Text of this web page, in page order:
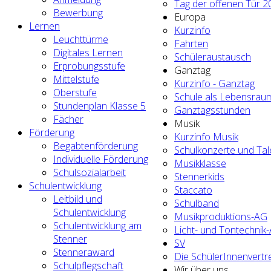
Bewerbung
Lernen
Leuchttürme
Digitales Lernen
Erprobungsstufe
Mittelstufe
Oberstufe
Stundenplan Klasse 5
Fächer
Förderung
Begabtenförderung
Individuelle Förderung
Schulsozialarbeit
Schulentwicklung
Leitbild und
Schulentwicklung
Schulentwicklung am
Stenner
Stenneraward
Schulpflegschaft
Tag der offenen Tür
Europa
Kurzinfo
Fahrten
Schüleraustausch
Ganztag
Kurzinfo - Ganztag
Schule als
Ganztagsstunden
Musik
Kurzinfo Musik
Schulkonzerte und
Musikklasse
Stennerkids
Staccato
Schulband
Musikproduktions-AG
Licht- und Tontechnik-
SV
Die